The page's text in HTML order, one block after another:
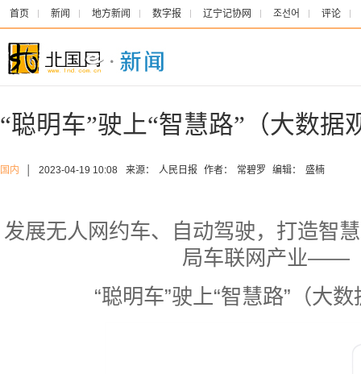
首页 新闻 地方新闻 数字报 辽宁记协网 조선어 评论
“聪明车”驶上“智慧路”（大数据
国内 2023-04-19 10:08 来源： 人民日报 作者： 常碧罗 编辑： 盛楠
发展无人网约车、自动驾驶，打造智
局车联网产业——
“聪明车”驶上“智慧路”（大